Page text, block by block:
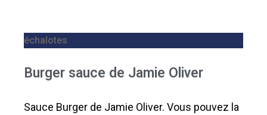
échalotes
Burger sauce de Jamie Oliver
Sauce Burger de Jamie Oliver. Vous pouvez la